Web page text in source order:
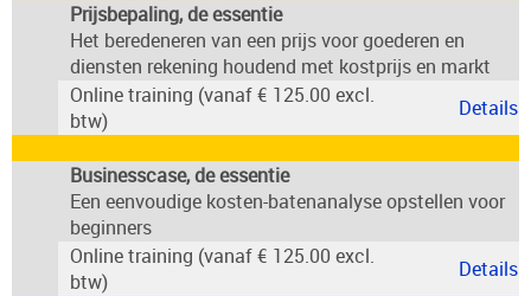
Prijsbepaling, de essentie
Het beredeneren van een prijs voor goederen en
diensten rekening houdend met kostprijs en markt
Online training (vanaf € 125.00 excl.
btw)
Details
Businesscase, de essentie
Een eenvoudige kosten-batenanalyse opstellen voor
beginners
Online training (vanaf € 125.00 excl.
btw)
Details